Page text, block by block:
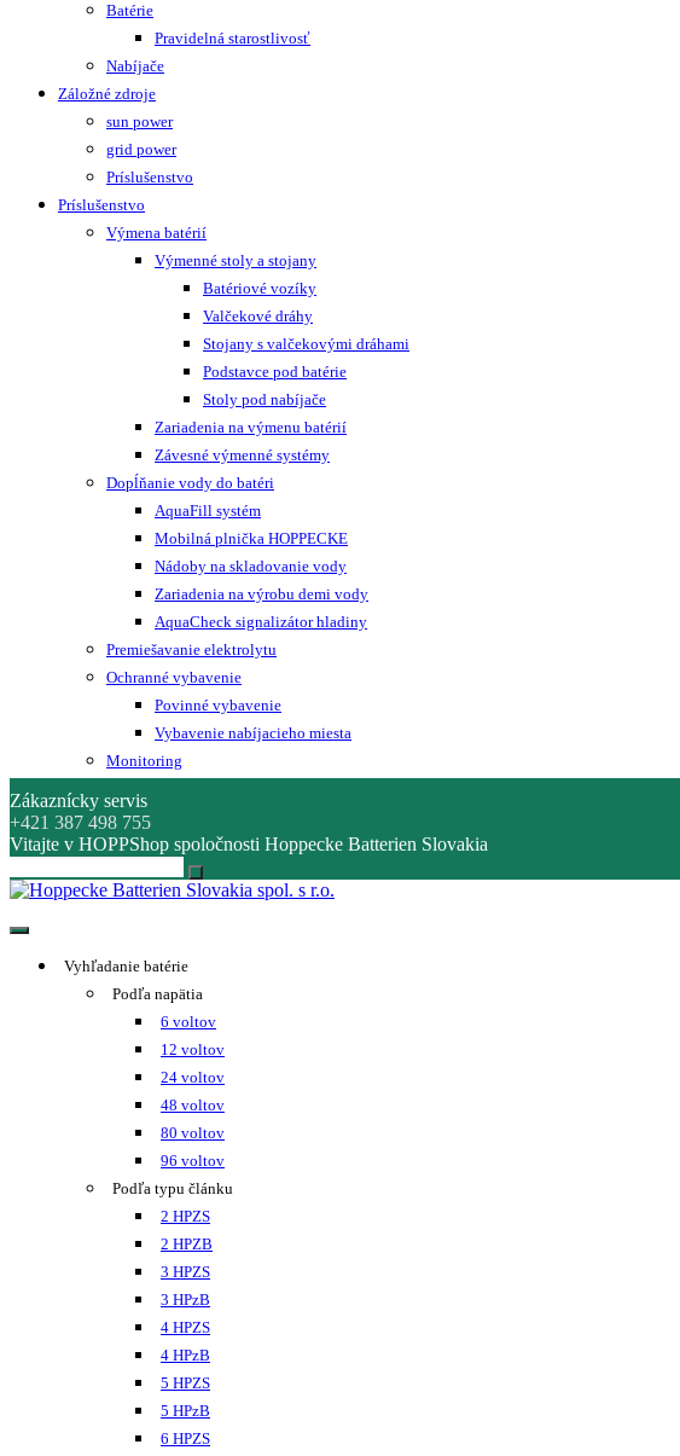
Batérie
Pravidelná starostlivosť
Nabíjače
Záložné zdroje
sun power
grid power
Príslušenstvo
Príslušenstvo
Výmena batérií
Výmenné stoly a stojany
Batériové vozíky
Valčekové dráhy
Stojany s valčekovými dráhami
Podstavce pod batérie
Stoly pod nabíjače
Zariadenia na výmenu batérií
Závesné výmenné systémy
Dopĺňanie vody do batéri
AquaFill systém
Mobilná plnička HOPPECKE
Nádoby na skladovanie vody
Zariadenia na výrobu demi vody
AquaCheck signalizátor hladiny
Premiešavanie elektrolytu
Ochranné vybavenie
Povinné vybavenie
Vybavenie nabíjacieho miesta
Monitoring
Zákaznícky servis
+421 387 498 755
Vitajte v HOPPShop spoločnosti Hoppecke Batterien Slovakia
Hoppecke Batterien Slovakia spol. s r.o.
Online B2B konfigurátor HOPPECKE
Vyhľadanie batérie
Podľa napätia
6 voltov
12 voltov
24 voltov
48 voltov
80 voltov
96 voltov
Podľa typu článku
2 HPZS
2 HPZB
3 HPZS
3 HPzB
4 HPZS
4 HPzB
5 HPZS
5 HPzB
6 HPZS